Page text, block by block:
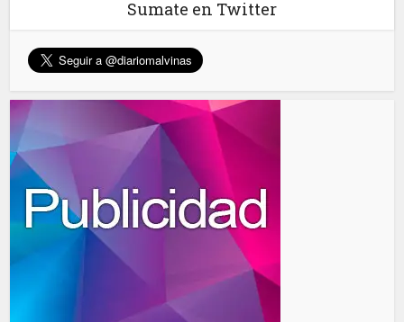
Sumate en Twitter